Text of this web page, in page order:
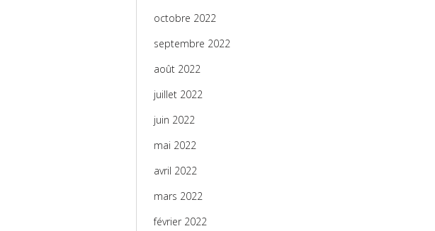
octobre 2022
septembre 2022
août 2022
juillet 2022
juin 2022
mai 2022
avril 2022
mars 2022
février 2022